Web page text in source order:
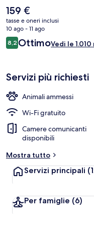
struttura. Le recensioni
struttura. La struttura è una
pubblici: Stazione di Parigi
piedi e Fermata del tram di
Il
prezzo
attuale
è
159 €
159 €
tasse e oneri inclusi
10 ago - 11 ago
Recensioni
8,28,2 su 10
OttimoVedi le
Servizi più richiesti
Animali ammessi
Wi-Fi gratuito
Camere comunicanti
disponibili
Mostra tutto
Servizi principali
Per famiglie (6)